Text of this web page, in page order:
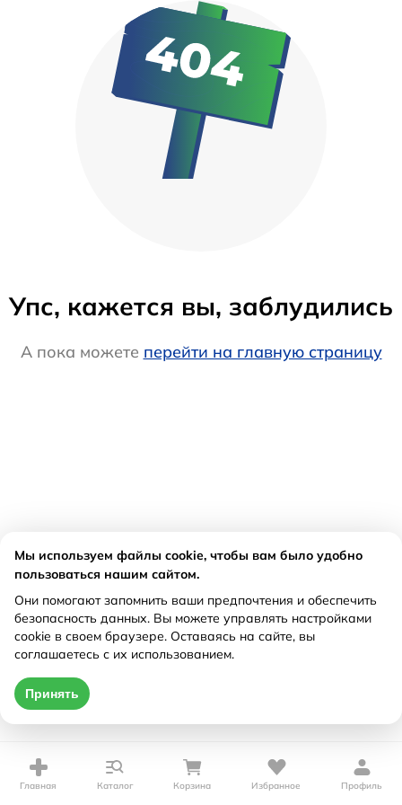
Упс, кажется вы, заблудились
А пока можете перейти на главную страницу
Главная Каталог Корзина Избранное Профиль
Мы используем файлы cookie, чтобы вам было удобно
пользоваться нашим сайтом.
Они помогают запомнить ваши предпочтения и обеспечить
безопасность данных. Вы можете управлять настройками
cookie в своем браузере. Оставаясь на сайте, вы
соглашаетесь с их использованием.
Принять